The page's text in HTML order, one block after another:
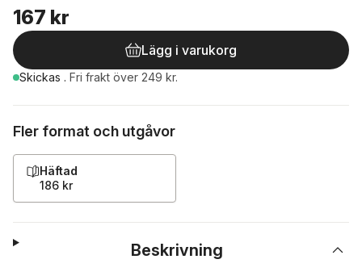
167 kr
Lägg i varukorg
Skickas . Fri frakt över 249 kr.
Fler format och utgåvor
Häftad
186 kr
Beskrivning